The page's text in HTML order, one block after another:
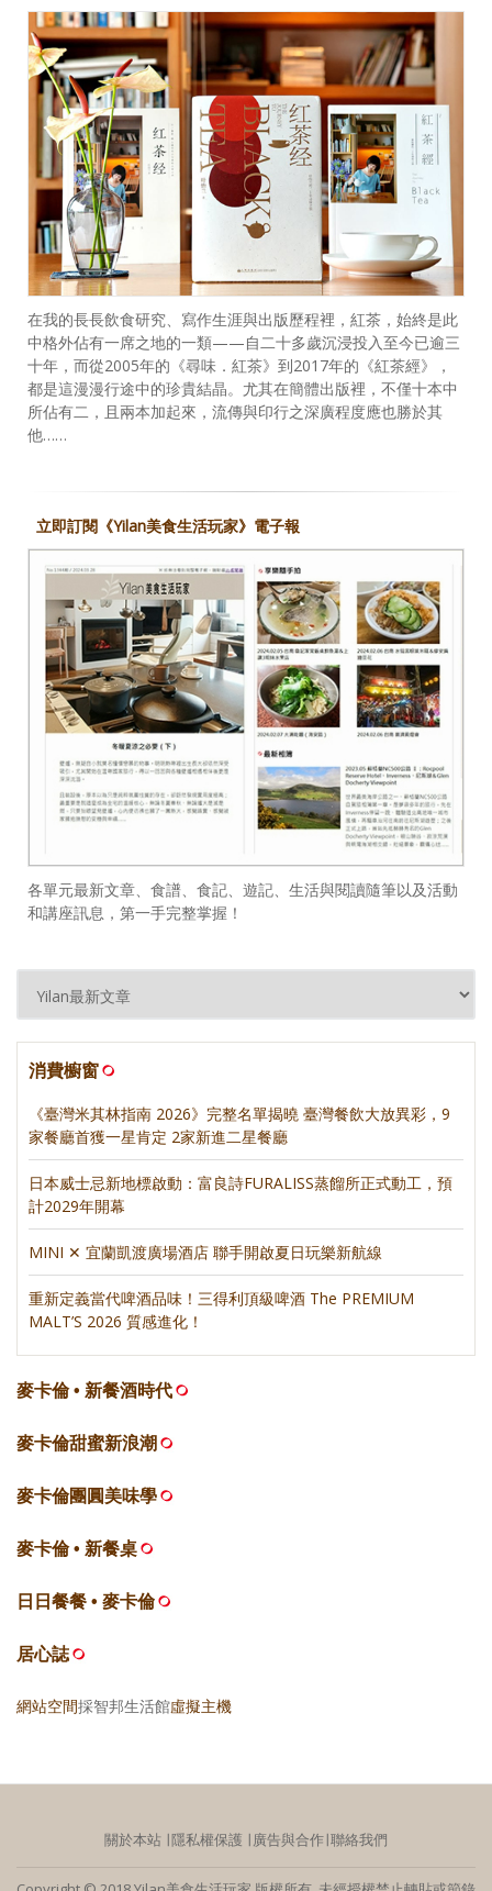
在我的長長飲食研究、寫作生涯與出版歷程裡，紅茶，始終是此
中格外佔有一席之地的一類——自二十多歲沉浸投入至今已逾三
十年，而從2005年的《尋味．紅茶》到2017年的《紅茶經》，
都是這漫漫行途中的珍貴結晶。尤其在簡體出版裡，不僅十本中
所佔有二，且兩本加起來，流傳與印行之深廣程度應也勝於其
他……
立即訂閱《Yilan美食生活玩家》電子報
各單元最新文章、食譜、食記、遊記、生活與閱讀隨筆以及活動
和講座訊息，第一手完整掌握！
消費櫥窗
《臺灣米其林指南 2026》完整名單揭曉 臺灣餐飲大放異彩，9
家餐廳首獲一星肯定 2家新進二星餐廳
日本威士忌新地標啟動：富良詩FURALISS蒸餾所正式動工，預
計2029年開幕
MINI ✕ 宜蘭凱渡廣場酒店 聯手開啟夏日玩樂新航線
重新定義當代啤酒品味！三得利頂級啤酒 The PREMIUM
MALT’S 2026 質感進化！
麥卡倫 • 新餐酒時代
麥卡倫甜蜜新浪潮
麥卡倫團圓美味學
麥卡倫 • 新餐桌
日日餐餐 • 麥卡倫
居心誌
網站空間採智邦生活館虛擬主機
關於本站 ∣隱私權保護 ∣廣告與合作∣聯絡我們